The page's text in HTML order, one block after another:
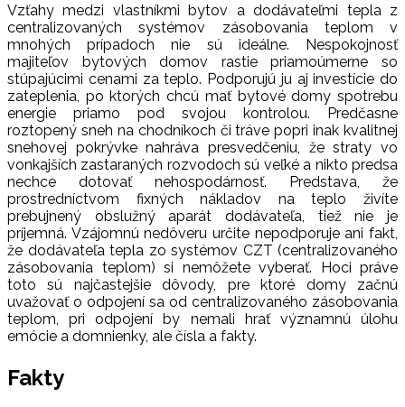
Vzťahy medzi vlastníkmi bytov a dodávateľmi tepla z
centralizovaných systémov zásobovania teplom v
mnohých prípadoch nie sú ideálne. Nespokojnosť
majiteľov bytových domov rastie priamoúmerne so
stúpajúcimi cenami za teplo. Podporujú ju aj investície do
zateplenia, po ktorých chcú mať bytové domy spotrebu
energie priamo pod svojou kontrolou. Predčasne
roztopený sneh na chodníkoch či tráve popri inak kvalitnej
snehovej pokrývke nahráva presvedčeniu, že straty vo
vonkajších zastaraných rozvodoch sú veľké a nikto predsa
nechce dotovať nehospodárnosť. Predstava, že
prostredníctvom fixných nákladov na teplo živíte
prebujnený obslužný aparát dodávateľa, tiež nie je
príjemná. Vzájomnú nedôveru určite nepodporuje ani fakt,
že dodávateľa tepla zo systémov CZT (centralizovaného
zásobovania teplom) si nemôžete vyberať. Hoci práve
toto sú najčastejšie dôvody, pre ktoré domy začnú
uvažovať o odpojení sa od centralizovaného zásobovania
teplom, pri odpojení by nemali hrať významnú úlohu
emócie a domnienky, ale čísla a fakty.
Fakty